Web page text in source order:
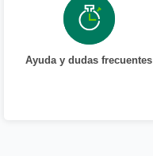
Ayuda y dudas frecuentes